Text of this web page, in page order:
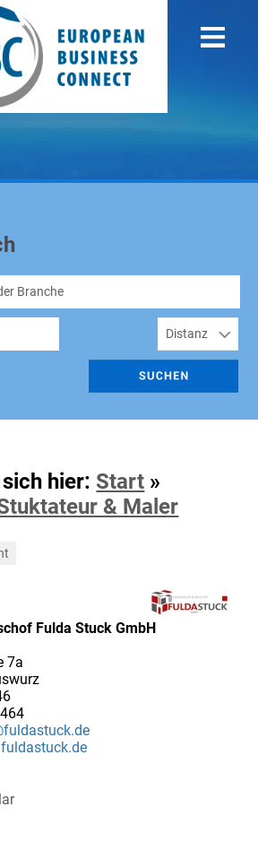
hier: Start »
& Maler
Fulda Stuck GmbH
7a